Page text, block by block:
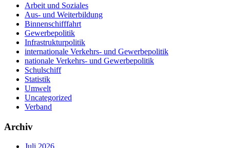
Arbeit und Soziales
Aus- und Weiterbildung
Binnenschifffahrt
Gewerbepolitik
Infrastrukturpolitik
internationale Verkehrs- und Gewerbepolitik
nationale Verkehrs- und Gewerbepolitik
Schulschiff
Statistik
Umwelt
Uncategorized
Verband
Archiv